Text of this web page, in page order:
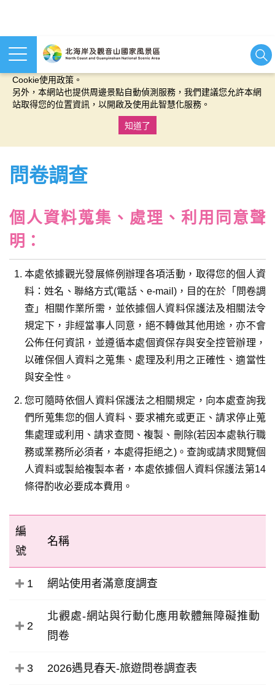
本網站使用cookies等相關技術以持續優化網站服務，並有助於為
Cookie使用政策。
另外，本網站也提供周邊景點自動偵測服務，我們建議您允許本網
站取得您的位置資訊，以開啟及使用此智慧化服務。
知道了
問卷調查
個人資料蒐集、處理、利用同意聲
明：
本處依據觀光發展條例辦理各項活動，取得您的個人資
料：姓名、聯絡方式(電話、e-mail)，目的在於「問卷調
查」相關作業所需，並依據個人資料保護法及相關法令
規定下，非經當事人同意，絕不轉做其他用途，亦不會
公佈任何資訊，並遵循本處個資保存與安全控管辦理，
以確保個人資料之蒐集、處理及利用之正確性、適當性
與安全性。
您可隨時依個人資料保護法之相關規定，向本處查詢我
們所蒐集您的個人資料、要求補充或更正、請求停止蒐
集處理或利用、請求查閱、複製、刪除(若因本處執行職
務或業務所必須者，本處得拒絕之)。查詢或請求閱覽個
人資料或製給複製本者，本處依據個人資料保護法第14
條得酌收必要成本費用。
編
號
名稱
1 網站使用者滿意度調查
2
北觀處-網站與行動化應用軟體無障礙推動
問卷
3 2026遇見春天-旅遊問卷調查表